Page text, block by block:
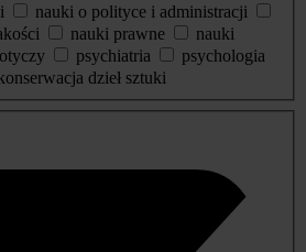
nauki o polityce i administracji
nauki prawne
nauki
psychiatria
psychologia
dzieł sztuki